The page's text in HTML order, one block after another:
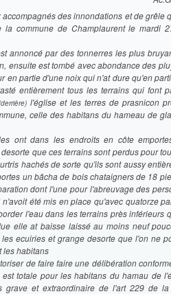
des innondations et de grêle
commune de Champlaurent le mardi
annoncé par des tonnerres les plus
ensuite est tombé avec abondance des
en partie d'une noix qui n'at dure qu'en
entièrement tous les terrains qui font
l'église et les terres de prasnicon
celle des habitans du hameau de
ont dans les endroits en côte
que ces terrains sont perdus pour
hachés de sorte qu'ils sont aussy
un bâcha de bois chataigners de 18
dont l'une pour l'abreuvage des
été mis en place qu'avec quatorze
l'eau dans les terrains près inférieurs
elle at baisse laissé au moins neuf
ecuiries et grange desorte que l'on ne
les habitans
de faire faire une délibération
totale pour les habitans du hamau de
et extraordinaire de l'art 229 de la